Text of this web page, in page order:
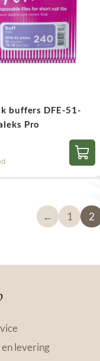
buffers DFE-51-
Pro
← 1 2
levering